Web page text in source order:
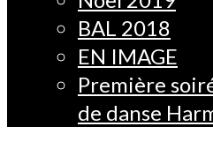
BAL 2018
EN IMAGE
Première
de danse